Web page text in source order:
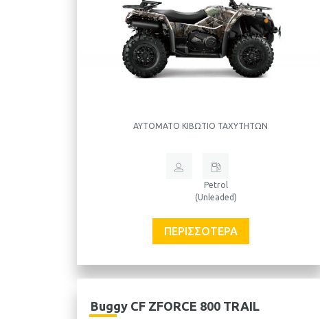
ΑΥΤΌΜΑΤΟ ΚΙΒΏΤΙΟ ΤΑΧΥΤΉΤΩΝ
Petrol
(Unleaded)
ΠΕΡΙΣΣΌΤΕΡΑ
Buggy CF ZFORCE 800 TRAIL